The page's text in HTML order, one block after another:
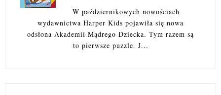
W październikowych nowościach
wydawnictwa Harper Kids pojawiła się nowa
odsłona Akademii Mądrego Dziecka. Tym razem są
to pierwsze puzzle. J...